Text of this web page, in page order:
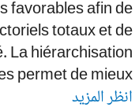
favorables afin
totaux et
La
permet de
المزيد